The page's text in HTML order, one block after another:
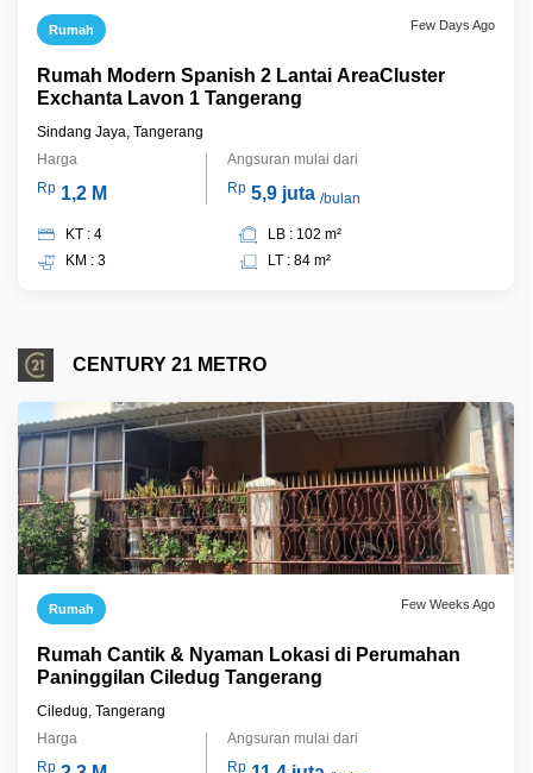
Rumah Few Days Ago
Rumah Modern Spanish 2 Lantai AreaCluster
Exchanta Lavon 1 Tangerang
Sindang Jaya, Tangerang
Harga
Rp 1,2 M
Angsuran mulai dari
Rp 5,9 juta /bulan
KT : 4
KM : 3
LB : 102 m²
LT : 84 m²
CENTURY 21 METRO
Rumah Few Weeks Ago
Rumah Cantik & Nyaman Lokasi di Perumahan
Paninggilan Ciledug Tangerang
Ciledug, Tangerang
Harga
Rp
Angsuran mulai dari
Rp